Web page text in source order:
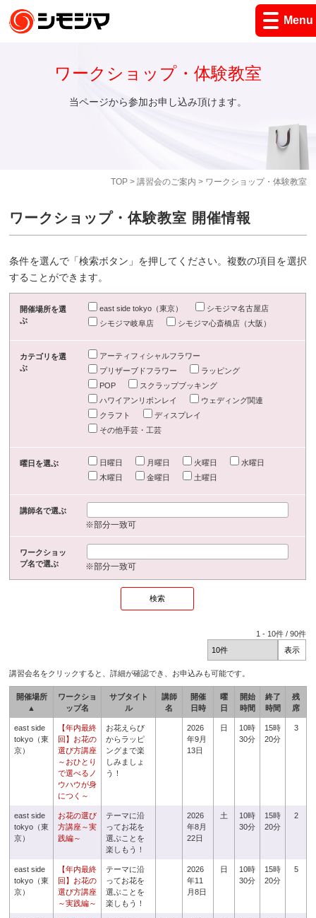
Menu
TOP> 講習会のご案内 > ワークショップ・体験教室
ワークショップ・体験教室
当ページから参加お申し込み頂けます。
ワークショップ・体験教室 開催情報
条件を選んで「検索ボタン」を押してください。複数の項目を選択
することができます。
開催場所を選
ぶ
east side tokyo（東京）
シモジマ名古屋店
シモジマ岐阜店
シモジマ心斎橋店（大阪）
カテゴリを選
ぶ
アーティフィシャルフラワー
プリザーブドフラワー
ラッピング
POP
スクラップブッキング
ハワイアンリボンレイ
ウェディング関連
クラフト
ディスプレイ
その他手芸・工芸
曜日を選ぶ 日曜日 月曜日 火曜日
水曜日
木曜日
金曜日 土曜日
講師名で選ぶ
※部分一致可
ワークショッ
プ名で選ぶ
※部分一致可
1 - 10件 /90件
講習会名をクリックすると、詳細が確認でき、お申込みも可能です。
開催場所
▲
ワークショ
ップ名
サブタイト
ル
講師
名
開催
日時
曜
日
開始
時間
終了
時間
残
席
east side
tokyo（東
京）
【年内最終
回】お花の
選び方講座
～おひとり
で選べるノ
ウハウが身
につく～
お花えらび
からラッピ
ングまで楽
しみましょ
う！
2026
年9月
13日
日
10時
30分
15時
20分
3
east side
tokyo（東
京）
お花の選び
方講座～実
践編～
テーマに沿
ってお花を
選ぶことを
楽しもう！
2026
年8月
22日
土
10時
30分
15時
20分
2
east side
tokyo（東
京）
【年内最終
回】お花の
選び方講座
～実践編～
テーマに沿
ってお花を
選ぶことを
楽しもう！
2026
年11
月8日
日
10時
30分
15時
20分
5